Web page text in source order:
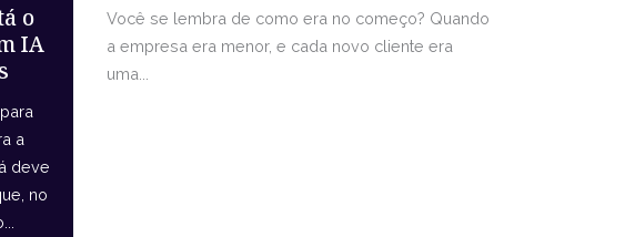
o
IA
a
deve
no
Você se lembra de como era no começo? Quando
a empresa era menor, e cada novo cliente era
uma...